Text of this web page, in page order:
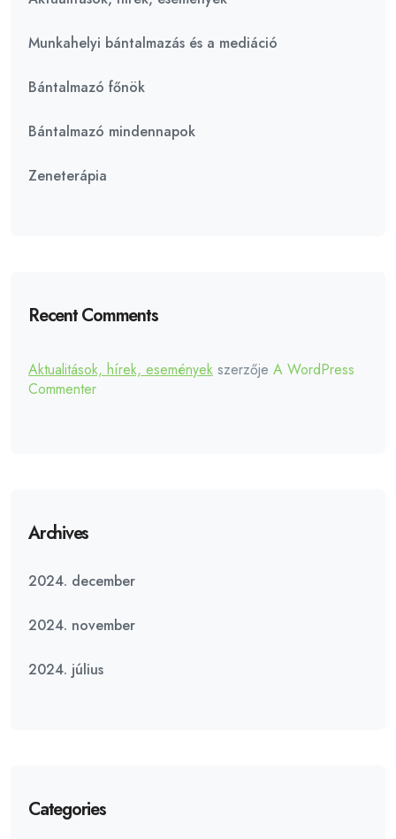
Munkahelyi bántalmazás és a mediáció
Bántalmazó főnök
Bántalmazó mindennapok
Zeneterápia
Recent Comments
Aktualitások, hírek, események szerzője A WordPress
Commenter
Archives
2024. december
2024. november
2024. július
Categories